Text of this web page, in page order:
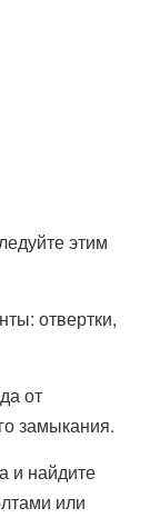
этим
отвертки,
от
замыкания.
и найдите
или